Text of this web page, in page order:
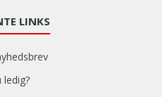
LINKS
ledig?